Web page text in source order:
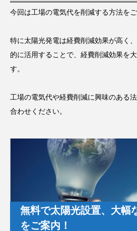
今回は工場の電気代を削減する方法をご
特に太陽光発電は経費削減効果が高く
的に活用することで、経費削減効果を
す。
工場の電気代や経費削減に興味のある
合わせください。
無料で太陽光設置、大幅
をご案内！